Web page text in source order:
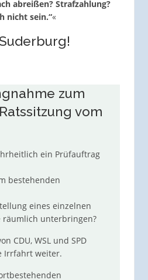
abreißen? Strafzahlung?
nicht sein.“«
zum
vom
ein Prüfauftrag
bestehenden
eines einzelnen
räumlich unterbringen?
CDU, WSL und SPD
Irrfahrt weiter.